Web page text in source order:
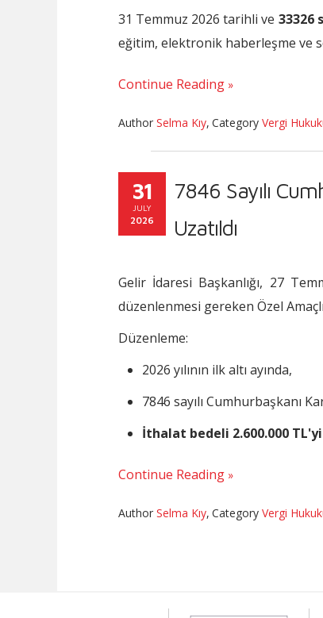
31 Temmuz 2026 tarihli ve 33326
eğitim, elektronik haberleşme ve
Continue Reading
Author Selma Kıy, Category Vergi
31
JULY
2026
7846 Sayılı
Uzatıldı
Gelir İdaresi Başkanlığı, 27
düzenlenmesi gereken Özel
Düzenleme:
2026 yılının ilk altı ayında,
7846 sayılı Cumhurbaşkanı
İthalat bedeli 2.600.000 TL'yi
Continue Reading
Author Selma Kıy, Category Vergi